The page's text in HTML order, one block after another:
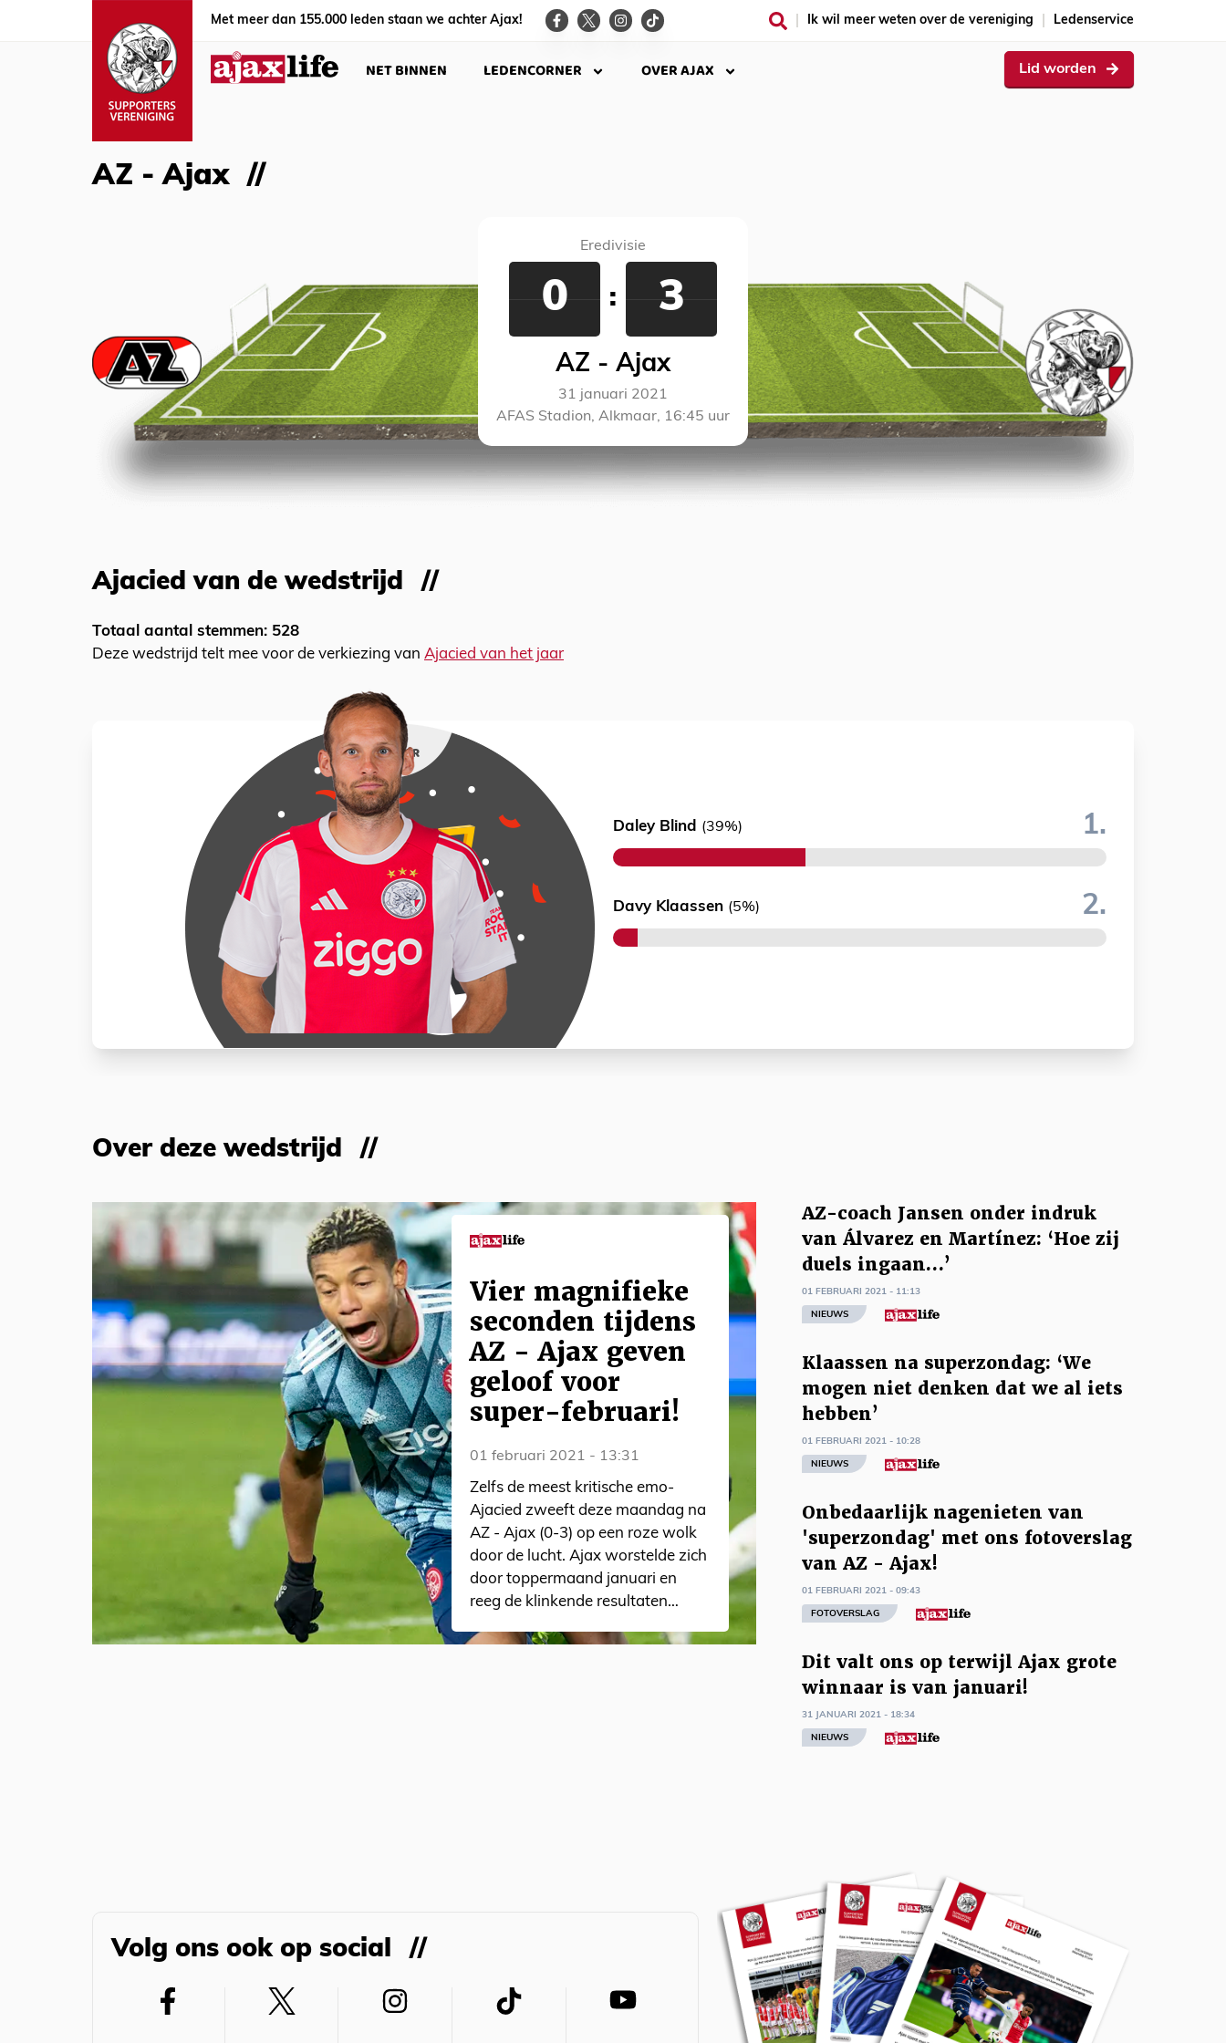
Met meer dan 155.000 leden staan we achter Ajax! Ik wil meer weten over de vereniging Ledenservice
NET BINNEN LEDENCORNER OVER AJAX Lid worden
AZ - Ajax
Eredivisie
0 : 3
AZ - Ajax
31 januari 2021
AFAS Stadion, Alkmaar, 16:45 uur
Ajacied van de wedstrijd
Totaal aantal stemmen: 528
Deze wedstrijd telt mee voor de verkiezing van Ajacied van het jaar
Daley Blind (39%) 1.
Davy Klaassen (5%) 2.
Over deze wedstrijd
Vier magnifieke
seconden tijdens
AZ - Ajax geven
geloof voor
super-februari!
01 februari 2021 - 13:31
Zelfs de meest kritische emo-
Ajacied zweeft deze maandag na
AZ - Ajax (0-3) op een roze wolk
door de lucht. Ajax worstelde zich
door toppermaand januari en
reeg de klinkende resultaten
geweldig, maar qua spel viel het
AZ-coach Jansen onder indruk
van Álvarez en Martínez: ‘Hoe zij
duels ingaan…’
01 FEBRUARI 2021 - 11:13
NIEUWS
Klaassen na superzondag: ‘We
mogen niet denken dat we al iets
hebben’
01 FEBRUARI 2021 - 10:28
NIEUWS
Onbedaarlijk nagenieten van
'superzondag' met ons fotoverslag
van AZ - Ajax!
01 FEBRUARI 2021 - 09:43
FOTOVERSLAG
Dit valt ons op terwijl Ajax grote
winnaar is van januari!
31 JANUARI 2021 - 18:34
NIEUWS
Volg ons ook op social